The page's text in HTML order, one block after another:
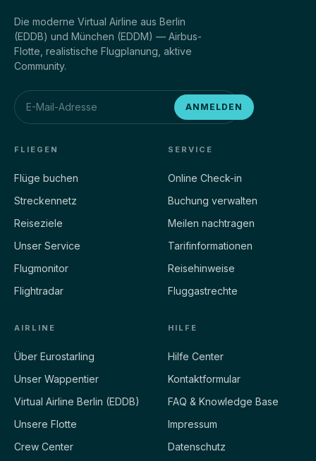
Die moderne Virtual Airline aus Berlin
(EDDB) und München (EDDM) — Airbus-
Flotte, realistische Flugplanung, aktive
Community.
ANMELDEN
FLIEGEN
Flüge buchen
Streckennetz
Reiseziele
Unser Service
Flugmonitor
Flightradar
SERVICE
Online Check-in
Buchung verwalten
Meilen nachtragen
Tarifinformationen
Reisehinweise
Fluggastrechte
AIRLINE
Über Eurostarling
Unser Wappentier
Virtual Airline Berlin (EDDB)
Unsere Flotte
Crew Center
HILFE
Hilfe Center
Kontaktformular
FAQ & Knowledge Base
Impressum
Datenschutz